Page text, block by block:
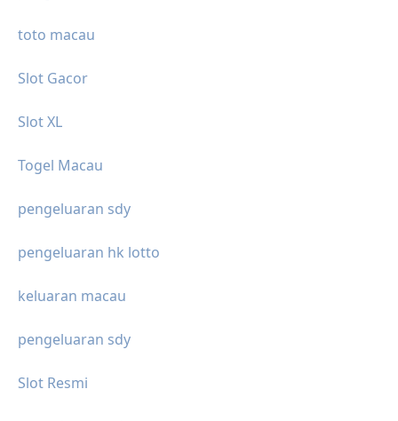
toto macau
Slot Gacor
Slot XL
Togel Macau
pengeluaran sdy
pengeluaran hk lotto
keluaran macau
pengeluaran sdy
Slot Resmi